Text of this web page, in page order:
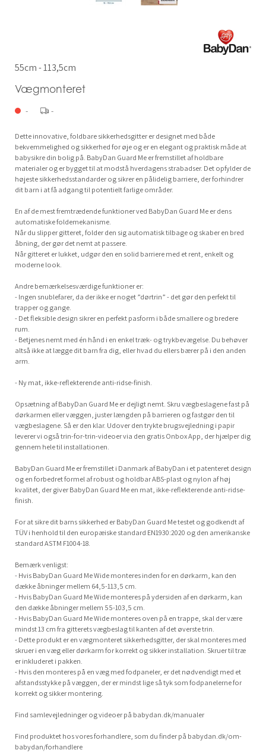
55cm - 113,5cm
Vægmonteret
- -
Dette innovative, foldbare sikkerhedsgitter er designet med både
bekvemmelighed og sikkerhed for øje og er en elegant og praktisk måde at
babysikre din bolig på. BabyDan Guard Me er fremstillet af holdbare
materialer og er bygget til at modstå hverdagens strabadser. Det opfylder de
højeste sikkerhedsstandarder og sikrer en pålidelig barriere, der forhindrer
dit barn i at få adgang til potentielt farlige områder.
En af de mest fremtrædende funktioner ved BabyDan Guard Me er dens
automatiske foldemekanisme.
Når du slipper gitteret, folder den sig automatisk tilbage og skaber en bred
åbning, der gør det nemt at passere.
Når gitteret er lukket, udgør den en solid barriere med et rent, enkelt og
moderne look.
Andre bemærkelsesværdige funktioner er:
- Ingen snublefarer, da der ikke er noget ”dørtrin” - det gør den perfekt til
trapper og gange.
- Det fleksible design sikrer en perfekt pasform i både smallere og bredere
rum.
- Betjenes nemt med én hånd i en enkel træk- og trykbevægelse. Du behøver
altså ikke at lægge dit barn fra dig, eller hvad du ellers bærer på i den anden
arm.
- Ny mat, ikke-reflekterende anti-ridse-finish.
Opsætning af BabyDan Guard Me er dejligt nemt. Skru vægbeslagene fast på
dørkarmen eller væggen, juster længden på barrieren og fastgør den til
vægbeslagene. Så er den klar. Udover den trykte brugsvejledning i papir
leverer vi også trin-for-trin-videoer via den gratis Onbox App, der hjælper dig
gennem hele til installationen.
BabyDan Guard Me er fremstillet i Danmark af BabyDan i et patenteret design
og en forbedret formel af robust og holdbar ABS-plast og nylon af høj
kvalitet, der giver BabyDan Guard Me en mat, ikke-reflekterende anti-ridse-
finish.
For at sikre dit barns sikkerhed er BabyDan Guard Me testet og godkendt af
TÜV i henhold til den europæiske standard EN1930:2020 og den amerikanske
standard ASTM F1004-18.
Bemærk venligst:
- Hvis BabyDan Guard Me Wide monteres inden for en dørkarm, kan den
dække åbninger mellem 64,5-113,5 cm.
- Hvis BabyDan Guard Me Wide monteres på ydersiden af en dørkarm, kan
den dække åbninger mellem 55-103,5 cm.
- Hvis BabyDan Guard Me Wide monteres oven på en trappe, skal der være
mindst 13 cm fra gitterets vægbeslag til kanten af det øverste trin.
- Dette produkt er en vægmonteret sikkerhedsgitter, der skal monteres med
skruer i en væg eller dørkarm for korrekt og sikker installation. Skruer til træ
er inkluderet i pakken.
- Hvis den monteres på en væg med fodpaneler, er det nødvendigt med et
afstandsstykke på væggen, der er mindst lige så tyk som fodpanelerne for
korrekt og sikker montering.
Find samlevejledninger og videoer på babydan.dk/manualer
Find produktet hos vores forhandlere, som du finder på babydan.dk/om-
babydan/forhandlere